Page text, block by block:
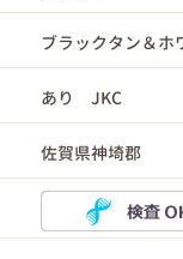
ブラックタン＆ホ
あり JKC
佐賀県神埼郡